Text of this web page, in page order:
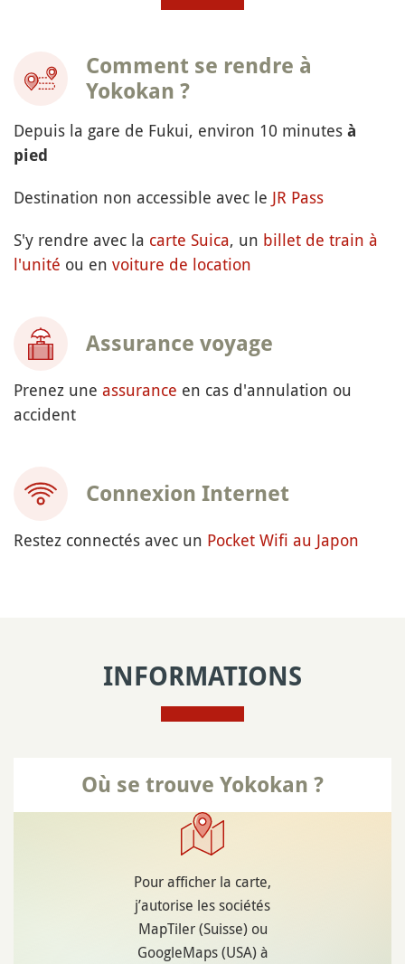
Comment se rendre à
Yokokan ?
Depuis la gare de Fukui, environ 10 minutes à
pied
Destination non accessible avec le JR Pass
S'y rendre avec la carte Suica, un billet de train à
l'unité ou en voiture de location
Assurance voyage
Prenez une assurance en cas d'annulation ou
accident
Connexion Internet
Restez connectés avec un Pocket Wifi au Japon
INFORMATIONS
Où se trouve Yokokan ?
Pour afficher la carte,
j’autorise les sociétés
MapTiler (Suisse) ou
GoogleMaps (USA) à